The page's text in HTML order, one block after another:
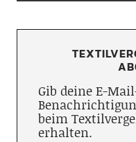
Gib deine E-
beim
erhalten.